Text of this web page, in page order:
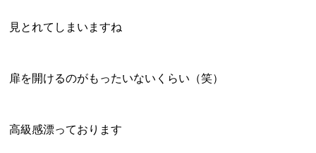
見とれてしまいますね
扉を開けるのがもったいないくらい（笑）
高級感漂っております